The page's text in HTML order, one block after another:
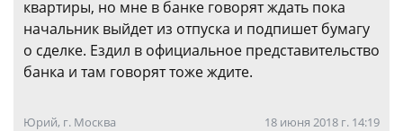
квартиры, но мне в банке говорят ждать пока
начальник выйдет из отпуска и подпишет бумагу
о сделке. Ездил в официальное представительство
банка и там говорят тоже ждите.
Юрий, г. Москва 18 июня 2018 г. 14:19